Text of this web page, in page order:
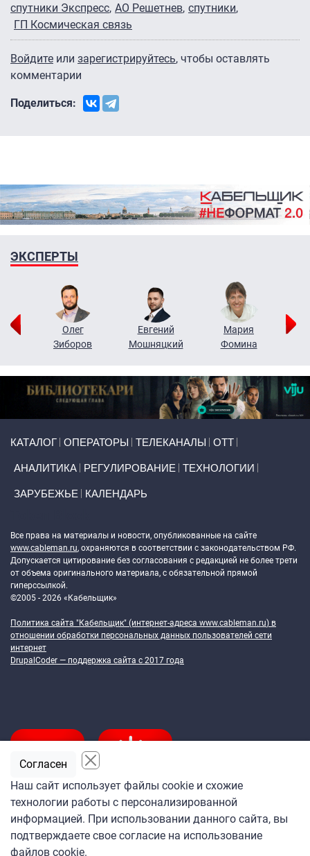
спутники Экспресс АО Решетнев спутники
ГП Космическая связь
Войдите или зарегистрируйтесь, чтобы оставлять
комментарии
Поделиться:
ЭКСПЕРТЫ
Олег
Зиборов
Евгений
Мошняцкий
Мария
Фомина
КАТАЛОГ ОПЕРАТОРЫ ТЕЛЕКАНАЛЫ ОТТ
АНАЛИТИКА РЕГУЛИРОВАНИЕ ТЕХНОЛОГИИ
ЗАРУБЕЖЬЕ КАЛЕНДАРЬ
Все права на материалы и новости, опубликованные на сайте
www.cableman.ru, охраняются в соответствии с законодательством РФ.
Допускается цитирование без согласования с редакцией не более трети
от объема оригинального материала, с обязательной прямой
гиперссылкой.
©2005 - 2026 «Кабельщик»
Политика сайта "Кабельщик" (интернет-адреса www.cableman.ru) в
отношении обработки персональных данных пользователей сети
интернет
DrupalCoder — поддержка сайта c 2017 года
Подпишитесь
на ежедневную рассылку
«Кабельщика»
Наш сайт использует файлы cookie и схожие
технологии работы с персонализированной
информацией. При использовании данного сайта, вы
подтверждаете свое согласие на использование
файлов cookie.
Согласен